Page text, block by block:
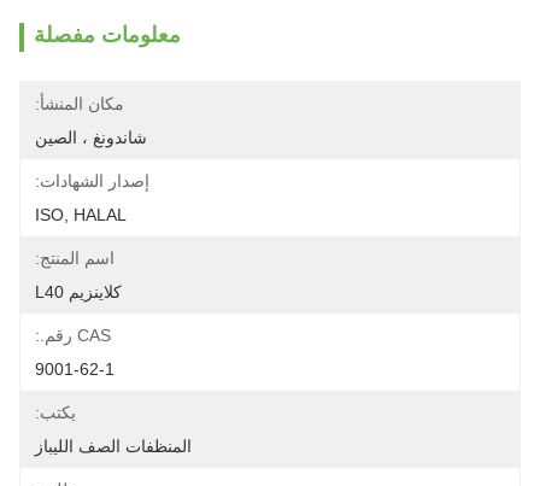
معلومات مفصلة
مكان المنشأ:
شاندونغ ، الصين
إصدار الشهادات:
ISO, HALAL
اسم المنتج:
كلاينزيم L40
CAS رقم.:
9001-62-1
يكتب:
المنظفات الصف الليباز